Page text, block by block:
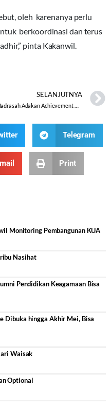
oleh karenanya perlu
berkoordinasi dan terus
pinta Kakanwil.
SELANJUTNYA
Telegram
Print
Monitoring Pembangunan KUA
Nasihat
Pendidikan Keagamaan Bisa
Dibuka hingga Akhir Mei, Bisa
Waisak
Optional